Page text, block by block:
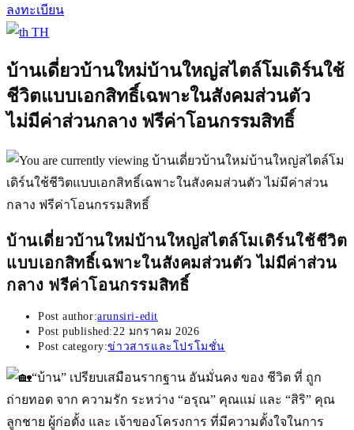
ลงทะเบียน
TH
บ้านเดี่ยวบ้านใหม่บ้านใหญ่สไตล์โมเดิร์นใช้
ชีวิตแบบเอกสิทธิ์เฉพาะในสังคมส่วนตัว
ไม่มีค่าส่วนกลาง ฟรีค่าโอนกรรมสิทธิ์
บ้านเดี่ยวบ้านใหม่บ้านใหญ่สไตล์โมเดิร์นใช้ชีวิต
แบบเอกสิทธิ์เฉพาะในสังคมส่วนตัว ไม่มีค่าส่วน
กลาง ฟรีค่าโอนกรรมสิทธิ์
Post author:arunsiri-edit
Post published:22 มกราคม 2026
Post category:ข่าวสารและโปรโมชั่น
“บ้าน” เปรียบเสมือนรากฐาน อันมั่นคง ของ ชีวิต ที่ ถูก
ถ่ายทอด จาก ความรัก ระหว่าง “อรุณ” คุณแม่ และ “สิริ” คุณ
ลูกชาย ผู้ก่อตั้ง และ เจ้าของโครงการ ที่มีความตั้งใจในการ